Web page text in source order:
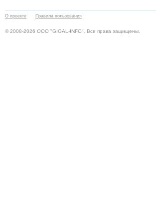
О проекте Правила пользования
© 2008-2026 ООО "GIGAL-INFO". Все права защищены.